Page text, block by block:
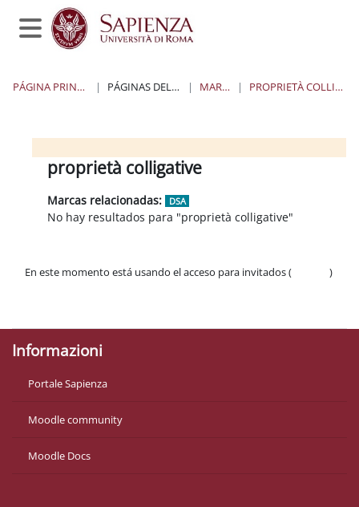
Salta al contenido principal
Panel lateral
PÁGINA PRINCIPAL PÁGINAS DEL SITIO MARCAS PROPRIETÀ COLLIGATIVE
Moodle Sapienza
Bloques 1
Bloques 2
Bloques 3
Bloques 4
proprietà colligative
Marcas relacionadas: DSA
No hay resultados para "proprietà colligative"
En este momento está usando el acceso para invitados (
)
Informazioni
Portale Sapienza
Moodle community
Moodle Docs